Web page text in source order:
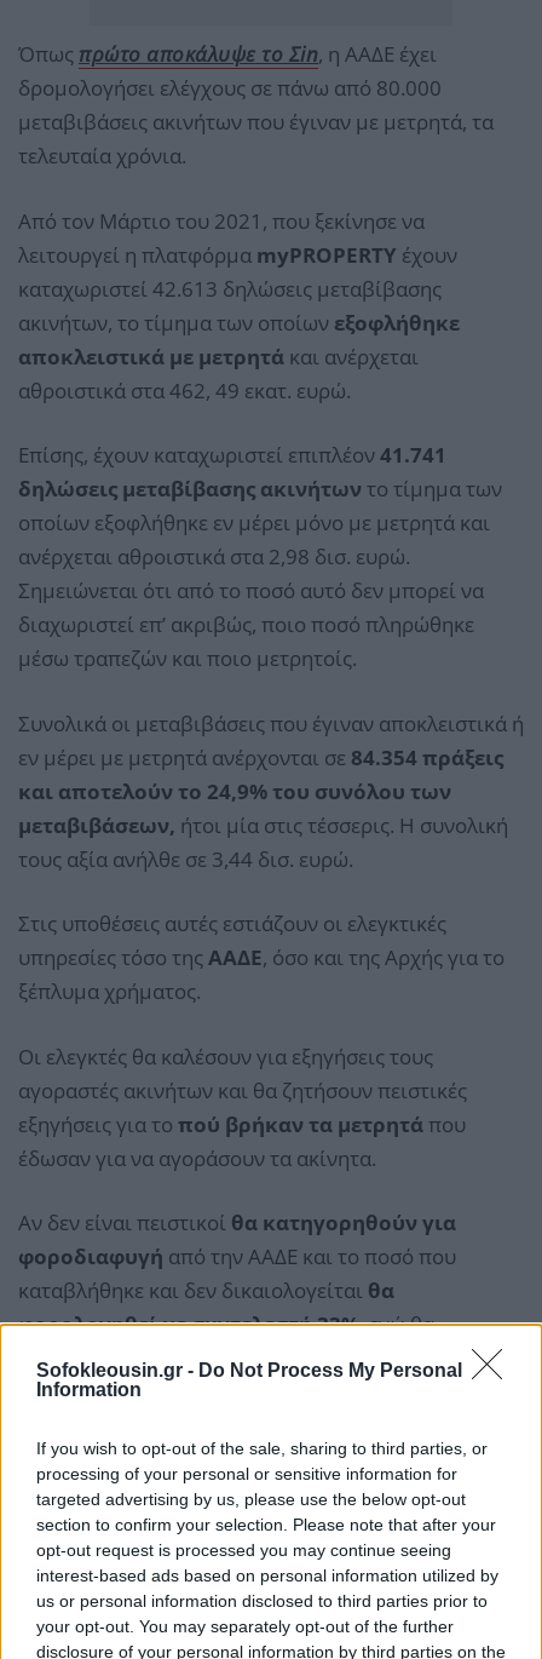
Sofokleousin.gr - Do Not Process My Personal
Information
If you wish to opt-out of the sale, sharing to third parties, or
processing of your personal or sensitive information for
targeted advertising by us, please use the below opt-out
section to confirm your selection. Please note that after your
opt-out request is processed you may continue seeing
interest-based ads based on personal information utilized by
us or personal information disclosed to third parties prior to
your opt-out. You may separately opt-out of the further
disclosure of your personal information by third parties on the
Όπως πρώτο αποκάλυψε το Σin, η ΑΑΔΕ έχει
δρομολογήσει ελέγχους σε πάνω από 80.000
μεταβιβάσεις ακινήτων που έγιναν με μετρητά, τα
τελευταία χρόνια.
Από τον Μάρτιο του 2021, που ξεκίνησε να
λειτουργεί η πλατφόρμα myPROPERTY έχουν
καταχωριστεί 42.613 δηλώσεις μεταβίβασης
ακινήτων, το τίμημα των οποίων εξοφλήθηκε
αποκλειστικά με μετρητά και ανέρχεται
αθροιστικά στα 462, 49 εκατ. ευρώ.
Επίσης, έχουν καταχωριστεί επιπλέον41.741
δηλώσεις μεταβίβασης ακινήτων το τίμημα των
οποίων εξοφλήθηκε εν μέρει μόνο με μετρητά και
ανέρχεται αθροιστικά στα 2,98 δισ. ευρώ.
Σημειώνεται ότι από το ποσό αυτό δεν μπορεί να
διαχωριστεί επ’ ακριβώς, ποιο ποσό πληρώθηκε
μέσω τραπεζών και ποιο μετρητοίς.
Συνολικά οι μεταβιβάσεις που έγιναν αποκλειστικά ή
εν μέρει με μετρητά ανέρχονται σε 84.354 πράξεις
και αποτελούν το 24,9% του συνόλου των
μεταβιβάσεων, ήτοι μία στις τέσσερις. Η συνολική
τους αξία ανήλθε σε 3,44 δισ. ευρώ.
Στις υποθέσεις αυτές εστιάζουν οι ελεγκτικές
υπηρεσίες τόσο της ΑΑΔΕ, όσο και της Αρχής για το
ξέπλυμα χρήματος.
Οι ελεγκτές θα καλέσουν για εξηγήσεις τους
αγοραστές ακινήτων και θα ζητήσουν πειστικές
εξηγήσεις για το πού βρήκαν τα μετρητάπου
έδωσαν για να αγοράσουν τα ακίνητα.
Αν δεν είναι πειστικοί θα κατηγορηθούν για
φοροδιαφυγή από την ΑΑΔΕ και το ποσό που
καταβλήθηκε και δεν δικαιολογείται θα
φορολογηθεί με συντελεστή 33%, ενώ θα
επιβληθούν επιπλέον εισφορά αλληλεγγύης και
προσαυξήσεις εκπρόθεσμης καταβολής.
Όχι μετρητά όλο το τίμημα
Πάντως, δεν πρόκειταιοι αγοραπωλησίες στο
σύνολό τουςνα γίνονται όλες με μετρητά,
ανεξάρτητα από τις προθέσεις της κυβέρνησης.
Αυτό θα συμβεί επειδή,το τίμημα που